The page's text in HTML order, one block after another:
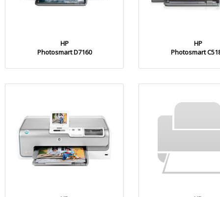
HP
Photosmart D7160
HP
Photosmart